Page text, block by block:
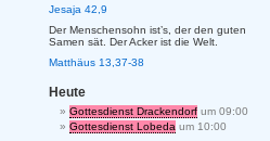
Jesaja 42,9
Der Menschensohn ist’s, der den guten
Samen sät. Der Acker ist die Welt.
Matthäus 13,37-38
Heute
Gottesdienst Drackendorf um 09:00
Gottesdienst Lobeda um 10:00